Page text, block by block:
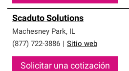
Scaduto Solutions
Machesney Park, IL
(877) 722-3886
Sitio web
Solicitar una cotización